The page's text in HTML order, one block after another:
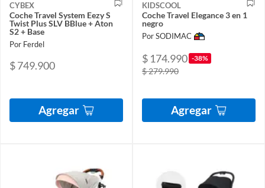
CYBEX
Coche Travel System Eezy S
Twist Plus SLV BBlue + Aton
S2 + Base
Por Ferdel
$ 749.900
Agregar
KIDSCOOL
Coche Travel Elegance 3 en 1
negro
Por SODIMAC
$ 174.990 -38%
$ 279.990
Agregar